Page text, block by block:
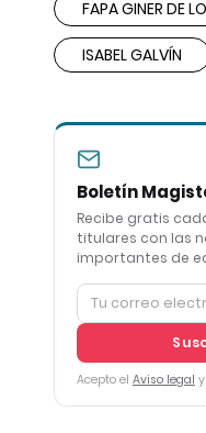
FAPA GINER DE
ISABEL GALVÍN
Boletín
Recibe gratis
titulares con las
importantes de
Acepto el Aviso legal